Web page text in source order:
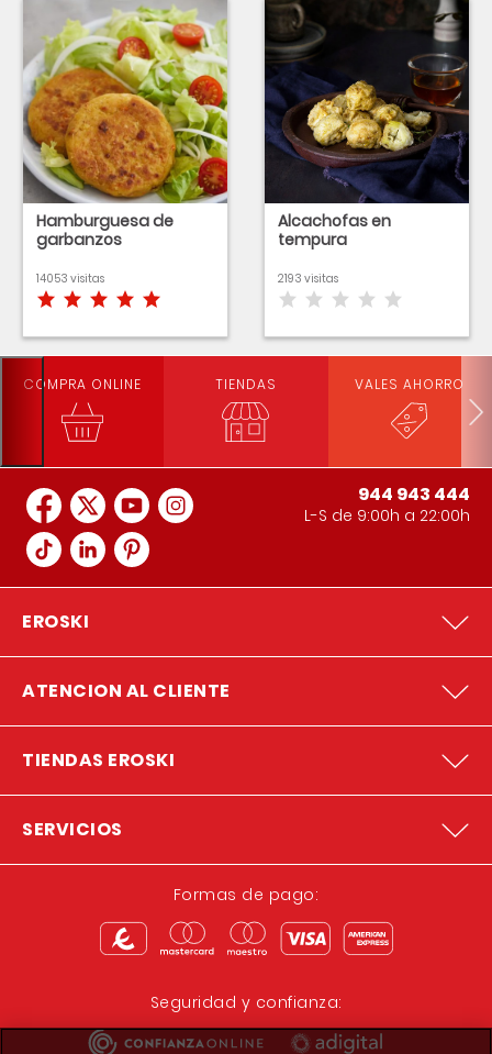
Hamburguesa de
garbanzos
14053 visitas
Alcachofas en
tempura
2193 visitas
COMPRA ONLINE TIENDAS VALES AHORRO
944 943 444
L-S de 9:00h a 22:00h
EROSKI
ATENCION AL CLIENTE
TIENDAS EROSKI
SERVICIOS
Formas de pago:
Seguridad y confianza: